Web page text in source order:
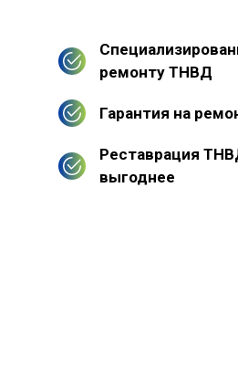
ремонту ТНВД
Гарантия на
Реставрация
выгоднее